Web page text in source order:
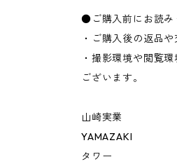
●ご購入前にお読み
・ご購入後の返品や
・撮影環境や閲覧
ございます。
山崎実業
YAMAZAKI
タワー